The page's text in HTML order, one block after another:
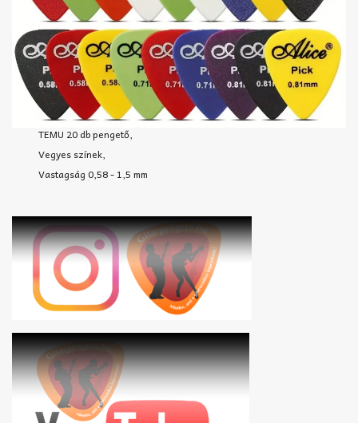
TEMU 20 db pengető,
Vegyes színek,
Vastagság 0,58 - 1,5 mm